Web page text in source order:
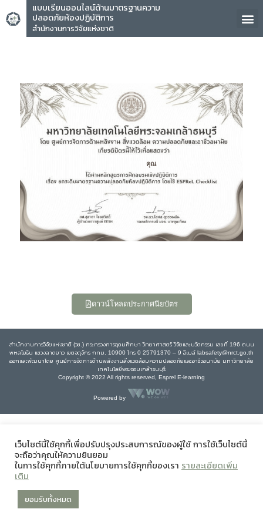
แบบเรียนออนไลน์ด้านมาตรฐานความ
ปลอดภัยห้องปฏิบัติการ
สำนักงานการวิจัยแห่งชาติ
คุณ
ดาวน์โหลดประกาศนียบัตร
สำนักงานการวิจัยแห่งชาติ (วช.) กระทรวงการอุดมศึกษา วิทยาศาสตร์ วิจัยและนวัตกรรม เลขที่ 196 ถนน
พหลโยธิน แขวงลาดยาว เขตจตุจักร กทม. 10900 โทร 0 25791370 – 9 อีเมล์ labsafety@nrct.go.th
ออกและพัฒนาโดย ศูนย์การจัดการด้านพลังงานสิ่งแวดล้อมความปลอดภัยและอาชีวอนามัย มหาวิทยาลัย
เทคโนโลยีพระจอมเกล้าธนบุรี
Copyright © 2022 All rights reserved, Esprel E-learning
Powered by
เว็บไซต์นี้ใช้คุกกี้เพื่อปรับปรุงประสบการณ์ของผู้ใช้ การใช้เว็บไซต์นี้
จะถือว่าคุณให้ความยินยอม
ในการใช้คุกกี้ภายใต้นโยบายการใช้คุกกี้ของเรา รายละเอียดเพิ่ม
เติม
ยอมรับทั้งหมด